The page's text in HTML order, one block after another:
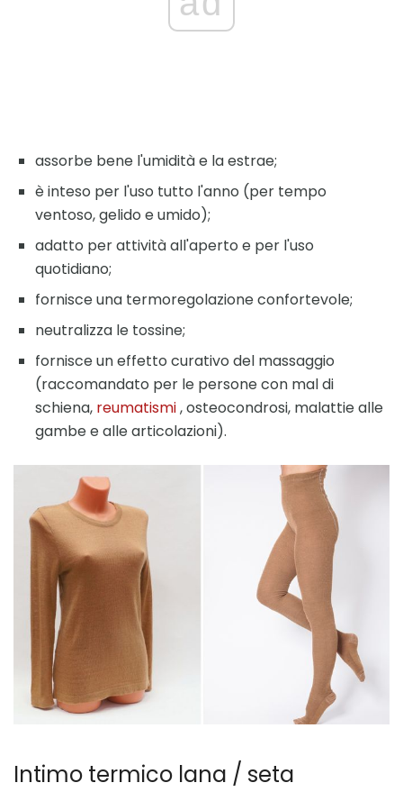
assorbe bene l'umidità e la estrae;
è inteso per l'uso tutto l'anno (per tempo
ventoso, gelido e umido);
adatto per attività all'aperto e per l'uso
quotidiano;
fornisce una termoregolazione confortevole;
neutralizza le tossine;
fornisce un effetto curativo del massaggio
(raccomandato per le persone con mal di
schiena, reumatismi, osteocondrosi, malattie alle
gambe e alle articolazioni).
Intimo termico lana / seta